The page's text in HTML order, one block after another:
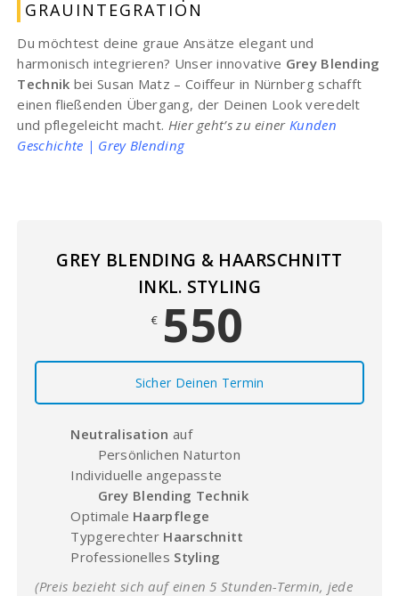
GRAUINTEGRATION
Du möchtest deine graue Ansätze elegant und
harmonisch integrieren? Unser innovative Grey Blending
Technik bei Susan Matz – Coiffeur in Nürnberg schafft
einen fließenden Übergang, der Deinen Look veredelt
und pflegeleicht macht. Hier geht’s zu einer Kunden
Geschichte | Grey Blending
GREY BLENDING & HAARSCHNITT
INKL. STYLING
€ 550
Sicher Deinen Termin
Neutralisation auf
Persönlichen Naturton
Individuelle angepasste
Grey Blending Technik
Optimale Haarpflege
Typgerechter Haarschnitt
Professionelles Styling
(Preis bezieht sich auf einen 5 Stunden-Termin, jede